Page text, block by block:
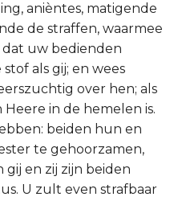
anièntes, matigende
de straffen, waarmee
uw bedienden
als gij; en wees
over hen; als
in de hemelen is.
beiden hun en
te gehoorzamen,
en zij zijn beiden
U zult even strafbaar